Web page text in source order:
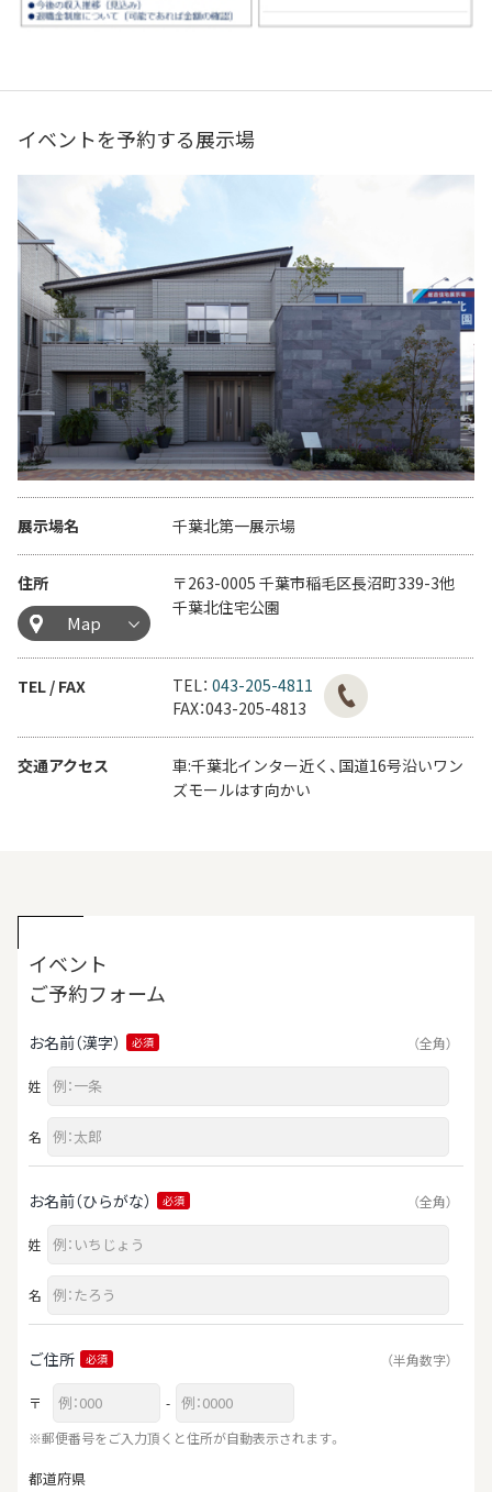
イベントを予約する展示場
展示場名 千葉北第一展示場
住所
Map
〒263-0005 千葉市稲毛区長沼町339-3他
千葉北住宅公園
TEL / FAX TEL： 043-205-4811
FAX：043-205-4813
交通アクセス
車:千葉北インター近く、国道16号沿いワン
ズモールはす向かい
イベント
ご予約フォーム
お名前（漢字） 必須 （全角）
姓
名
お名前（ひらがな） 必須 （全角）
姓
名
ご住所 必須 （半角数字）
〒
-
※郵便番号をご入力頂くと住所が自動表示されます。
都道府県